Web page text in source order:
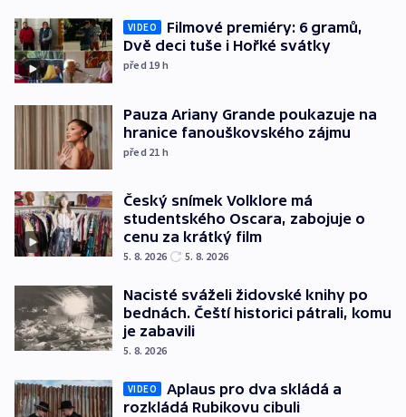
VIDEO
Filmové premiéry: 6 gramů,
Dvě deci tuše i Hořké svátky
před 19 h
Pauza Ariany Grande poukazuje na
hranice fanouškovského zájmu
před 21 h
Český snímek Volklore má
studentského Oscara, zabojuje o
cenu za krátký film
5. 8. 2026 5. 8. 2026
Nacisté sváželi židovské knihy po
bednách. Čeští historici pátrali, komu
je zabavili
5. 8. 2026
VIDEO
Aplaus pro dva skládá a
rozkládá Rubikovu cibuli